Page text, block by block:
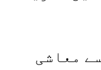
معاشی